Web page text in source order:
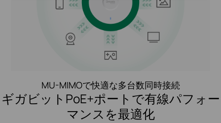
MU-MIMOで快適な多台数同時接続
ギガビットPoE+ポートで有線パフォー
マンスを最適化